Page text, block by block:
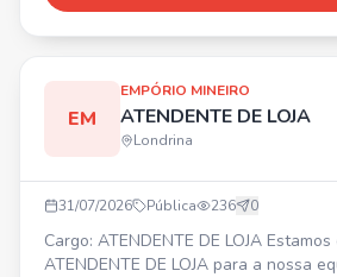
EM
EMPÓRIO MINEIRO
ATENDENTE DE LOJA
Londrina
31/07/2026 Pública 236 0
Cargo: ATENDENTE DE LOJA Estamos contratando
ATENDENTE DE LOJA para a nossa